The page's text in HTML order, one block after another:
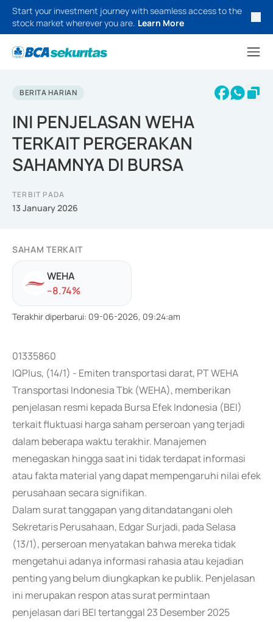
Start your investment journey with seamless access to the
stock market wherever you are. Learn More
BERITA HARIAN
INI PENJELASAN WEHA
TERKAIT PERGERAKAN
SAHAMNYA DI BURSA
TERBIT PADA
13 January 2026
SAHAM TERKAIT
WEHA
--8.74%
Terakhir diperbarui: 09-06-2026, 09:24:am
01335860
IQPlus, (14/1) - Emiten transportasi darat, PT WEHA
Transportasi Indonesia Tbk (WEHA), memberikan
penjelasan resmi kepada Bursa Efek Indonesia (BEI)
terkait fluktuasi harga saham perseroan yang terjadi
dalam beberapa waktu terakhir. Manajemen
menegaskan hingga saat ini tidak terdapat informasi
atau fakta material yang dapat mempengaruhi nilai efek
perusahaan secara signifikan.
Dalam surat tanggapan yang ditandatangani oleh
Sekretaris Perusahaan, Edgar Surjadi, pada Selasa
(13/1), perseroan menyatakan bahwa mereka tidak
mengetahui adanya informasi rahasia atau kejadian
penting yang belum diungkapkan ke publik. Penjelasan
ini merupakan respon atas surat permintaan
penjelasan dari BEI tertanggal 23 Desember 2025